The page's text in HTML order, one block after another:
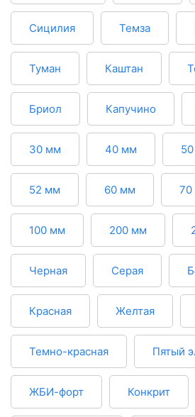
Сицилия Темза
Туман Каштан
Бриол Капучино
30 мм 40 мм
52 мм 60 мм
100 мм 200 мм
Черная Серая
Красная Желтая
Темно-красная Пятый
ЖБИ-форт Конкрит